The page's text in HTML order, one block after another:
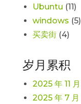
Ubuntu (11)
windows (5)
买卖街 (4)
岁月累积
2025 年 11 月
2025 年 7 月